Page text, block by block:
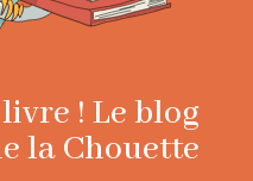
! Le blog
la Chouette